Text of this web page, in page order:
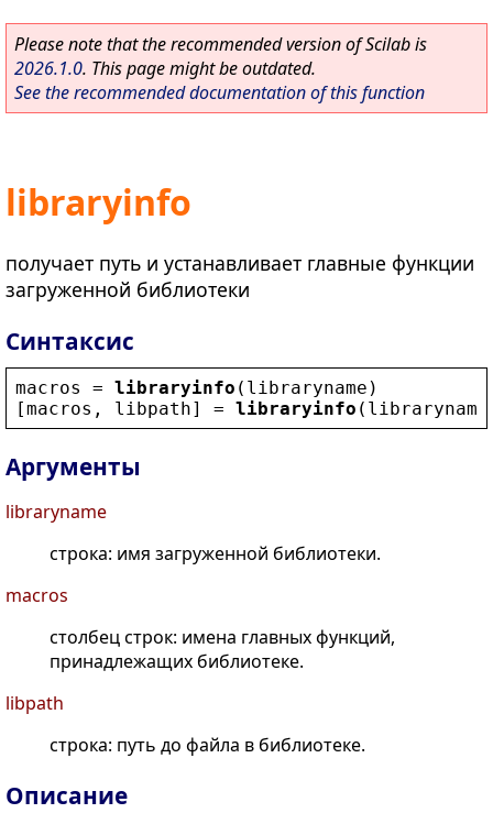
Please note that the recommended version of Scilab is
2026.1.0. This page might be outdated.
See the recommended documentation of this function
libraryinfo
получает путь и устанавливает главные функции
загруженной библиотеки
Синтаксис
macros = libraryinfo ( libraryname )
[macros , libpath] = libraryinfo ( libraryname
Аргументы
libraryname
строка: имя загруженной библиотеки.
macros
столбец строк: имена главных функций,
принадлежащих библиотеке.
libpath
строка: путь до файла в библиотеке.
Описание